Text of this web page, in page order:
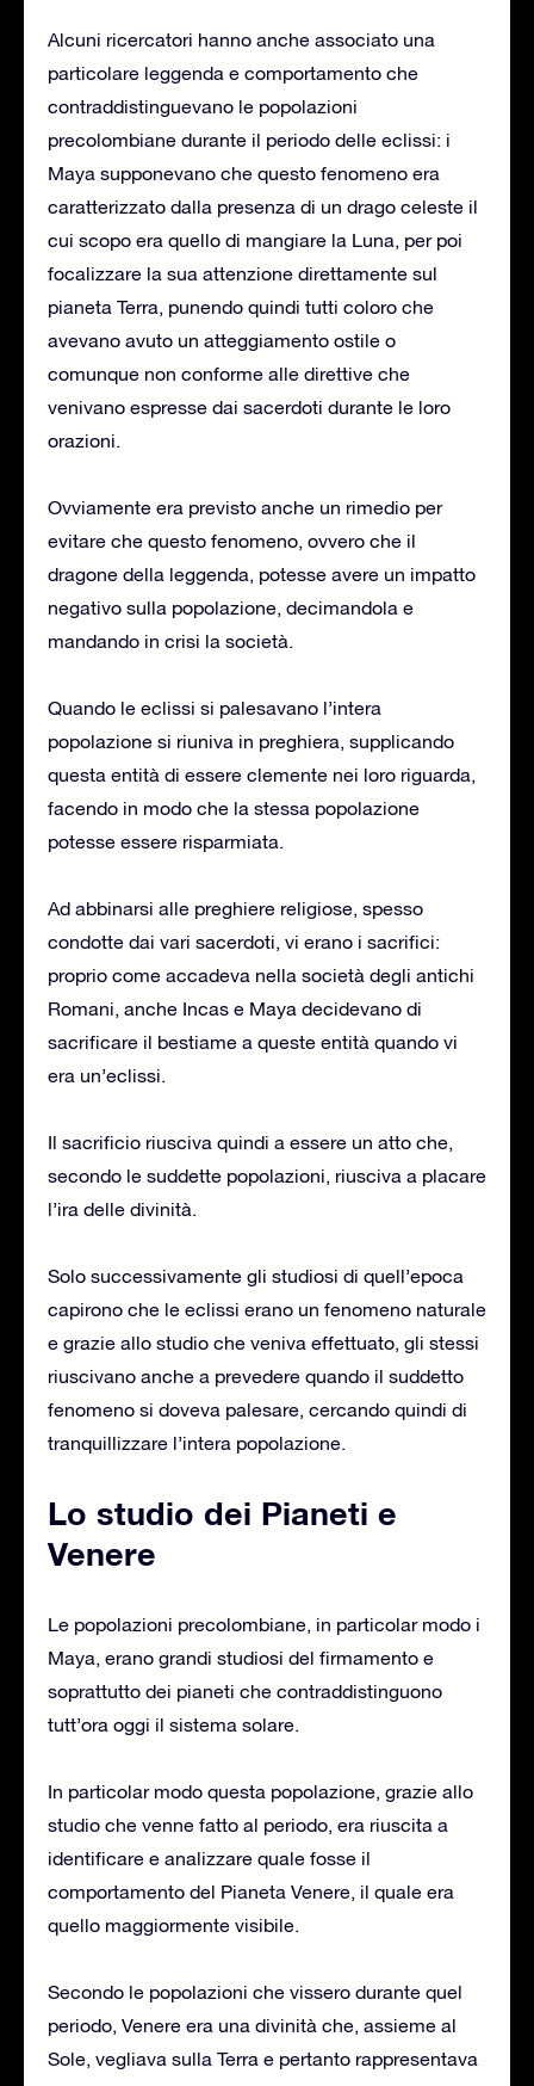
Alcuni ricercatori hanno anche associato una
particolare leggenda e comportamento che
contraddistinguevano le popolazioni
precolombiane durante il periodo delle eclissi: i
Maya supponevano che questo fenomeno era
caratterizzato dalla presenza di un drago celeste il
cui scopo era quello di mangiare la Luna, per poi
focalizzare la sua attenzione direttamente sul
pianeta Terra, punendo quindi tutti coloro che
avevano avuto un atteggiamento ostile o
comunque non conforme alle direttive che
venivano espresse dai sacerdoti durante le loro
orazioni.
Ovviamente era previsto anche un rimedio per
evitare che questo fenomeno, ovvero che il
dragone della leggenda, potesse avere un impatto
negativo sulla popolazione, decimandola e
mandando in crisi la società.
Quando le eclissi si palesavano l’intera
popolazione si riuniva in preghiera, supplicando
questa entità di essere clemente nei loro riguarda,
facendo in modo che la stessa popolazione
potesse essere risparmiata.
Ad abbinarsi alle preghiere religiose, spesso
condotte dai vari sacerdoti, vi erano i sacrifici:
proprio come accadeva nella società degli antichi
Romani, anche Incas e Maya decidevano di
sacrificare il bestiame a queste entità quando vi
era un’eclissi.
Il sacrificio riusciva quindi a essere un atto che,
secondo le suddette popolazioni, riusciva a placare
l’ira delle divinità.
Solo successivamente gli studiosi di quell’epoca
capirono che le eclissi erano un fenomeno naturale
e grazie allo studio che veniva effettuato, gli stessi
riuscivano anche a prevedere quando il suddetto
fenomeno si doveva palesare, cercando quindi di
tranquillizzare l’intera popolazione.
Lo studio dei Pianeti e
Venere
Le popolazioni precolombiane, in particolar modo i
Maya, erano grandi studiosi del firmamento e
soprattutto dei pianeti che contraddistinguono
tutt’ora oggi il sistema solare.
In particolar modo questa popolazione, grazie allo
studio che venne fatto al periodo, era riuscita a
identificare e analizzare quale fosse il
comportamento del Pianeta Venere, il quale era
quello maggiormente visibile.
Secondo le popolazioni che vissero durante quel
periodo, Venere era una divinità che, assieme al
Sole, vegliava sulla Terra e pertanto rappresentava